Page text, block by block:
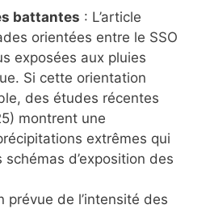
battantes : L’article
orientées entre le SSO
exposées aux pluies
Si cette orientation
des études récentes
montrent une
extrêmes qui
d’exposition des
prévue de l’intensité des